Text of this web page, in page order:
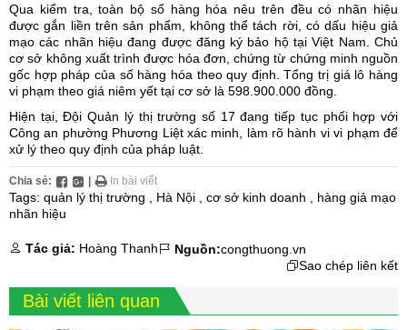
Qua kiểm tra, toàn bộ số hàng hóa nêu trên đều có nhãn hiệu
được gắn liền trên sản phẩm, không thể tách rời, có dấu hiệu giả
mạo các nhãn hiệu đang được đăng ký bảo hộ tại Việt Nam. Chủ
cơ sở không xuất trình được hóa đơn, chứng từ chứng minh nguồn
gốc hợp pháp của số hàng hóa theo quy định. Tổng trị giá lô hàng
vi phạm theo giá niêm yết tại cơ sở là 598.900.000 đồng.
Hiện tại, Đội Quản lý thị trường số 17 đang tiếp tục phối hợp với
Công an phường Phương Liệt xác minh, làm rõ hành vi vi phạm để
xử lý theo quy định của pháp luật.
Chia sẻ: | In bài viết
Tags: quản lý thị trường Hà Nội cơ sở kinh doanh
hàng giả mạo
nhãn hiệu
Tác giả: Hoàng Thanh Nguồn:congthuong.vn
Sao chép liên kết
Bài viết liên quan